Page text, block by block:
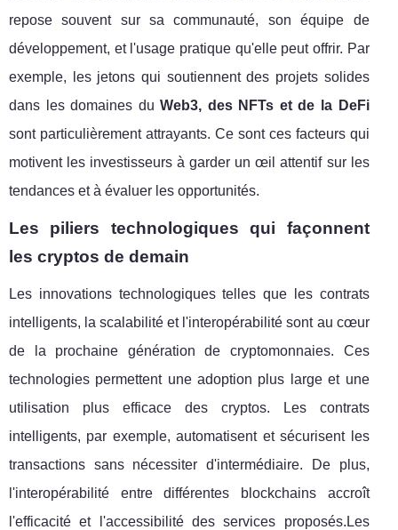
repose souvent sur sa communauté, son équipe de
développement, et l'usage pratique qu'elle peut offrir. Par
exemple, les jetons qui soutiennent des projets solides
dans les domaines duWeb3, des NFTs et de la DeFi
sont particulièrement attrayants. Ce sont ces facteurs qui
motivent les investisseurs à garder un œil attentif sur les
tendances et à évaluer les opportunités.
Les piliers technologiques qui façonnent
les cryptos de demain
Les innovations technologiques telles que les contrats
intelligents, la scalabilité et l'interopérabilité sont au cœur
de la prochaine génération de cryptomonnaies. Ces
technologies permettent une adoption plus large et une
utilisation plus efficace des cryptos. Les contrats
intelligents, par exemple, automatisent et sécurisent les
transactions sans nécessiter d'intermédiaire. De plus,
l'interopérabilité entre différentes blockchains accroît
l'efficacité et l'accessibilité des services proposés.Les